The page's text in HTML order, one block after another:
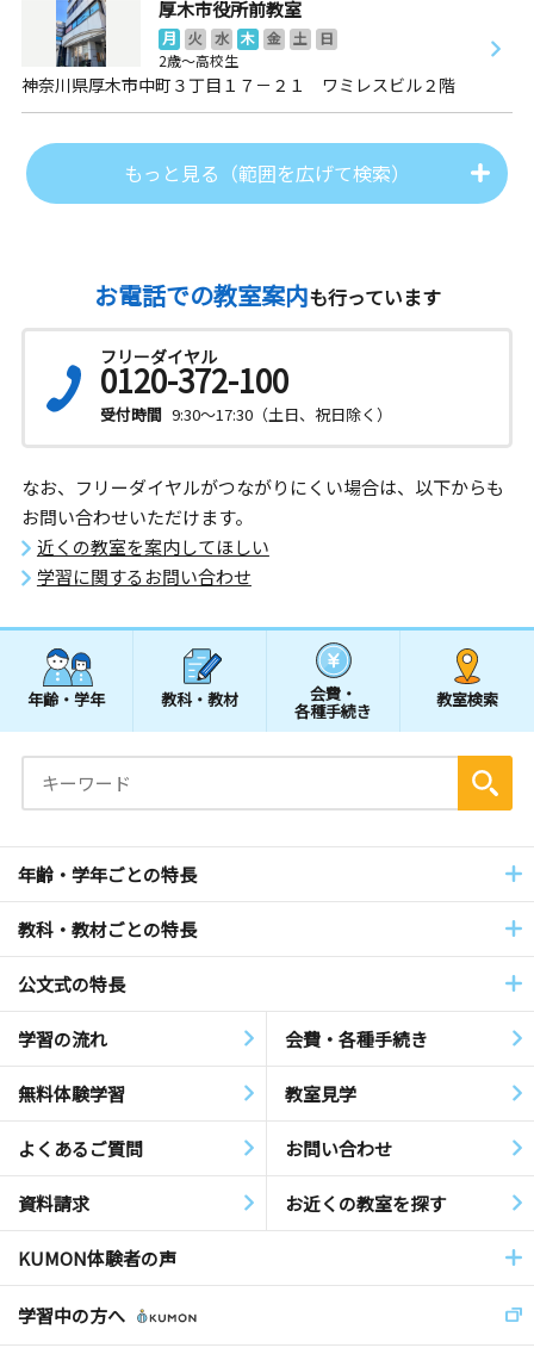
厚木市役所前教室
月 火 水 木 金 土
日
2歳～高校生
神奈川県厚木市中町３丁目１７－２１ ワミレスビル２階
もっと見る（範囲を広げて検索）
お電話での教室案内も行っています
フリーダイヤル
0120-372-100
受付時間 9:30～17:30（土日、祝日除く）
なお、フリーダイヤルがつながりにくい場合は、以下からも
お問い合わせいただけます。
近くの教室を案内してほしい
学習に関するお問い合わせ
年齢・学年 教科・教材 会費・
各種手続き
教室検索
年齢・学年ごとの特長
教科・教材ごとの特長
公文式の特長
学習の流れ 会費・各種手続き
無料体験学習 教室見学
よくあるご質問 お問い合わせ
資料請求 お近くの教室を探す
KUMON体験者の声
学習中の方へ